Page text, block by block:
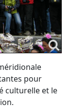
pour
culturelle et le